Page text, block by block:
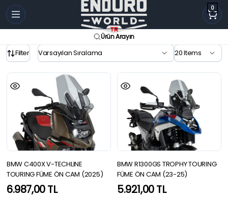
0
Ürün Arayın
Filter
BMW C400X V-TECHLINE
TOURING FÜME ÖN CAM (2025)
6.987,00TL
BMW R1300GS TROPHY TOURING
FÜME ÖN CAM (23-25)
5.921,00TL